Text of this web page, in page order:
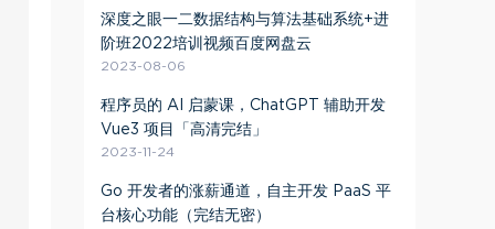
深度之眼一二数据结构与算法基础系统+进
阶班2022培训视频百度网盘云
2023-08-06
程序员的 AI 启蒙课，ChatGPT 辅助开发
Vue3 项目「高清完结」
2023-11-24
Go 开发者的涨薪通道，自主开发 PaaS 平
台核心功能（完结无密）